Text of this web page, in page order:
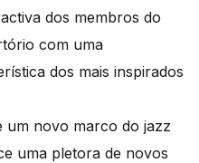
dos membros do
com uma
dos mais inspirados
um novo marco do jazz
uma pletora de novos